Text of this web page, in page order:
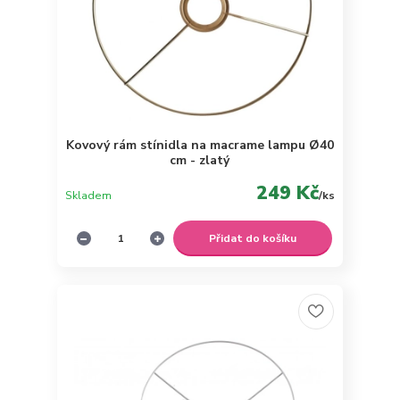
Kovový rám stínidla na macrame lampu Ø40
cm - zlatý
249 Kč/ks
Skladem
Přidat do košíku